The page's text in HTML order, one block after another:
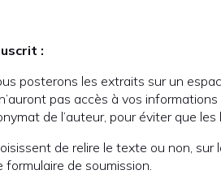
:
posterons les extraits sur un
pas accès à vos
de l’auteur, pour éviter que
de relire le texte ou non,
de soumission.